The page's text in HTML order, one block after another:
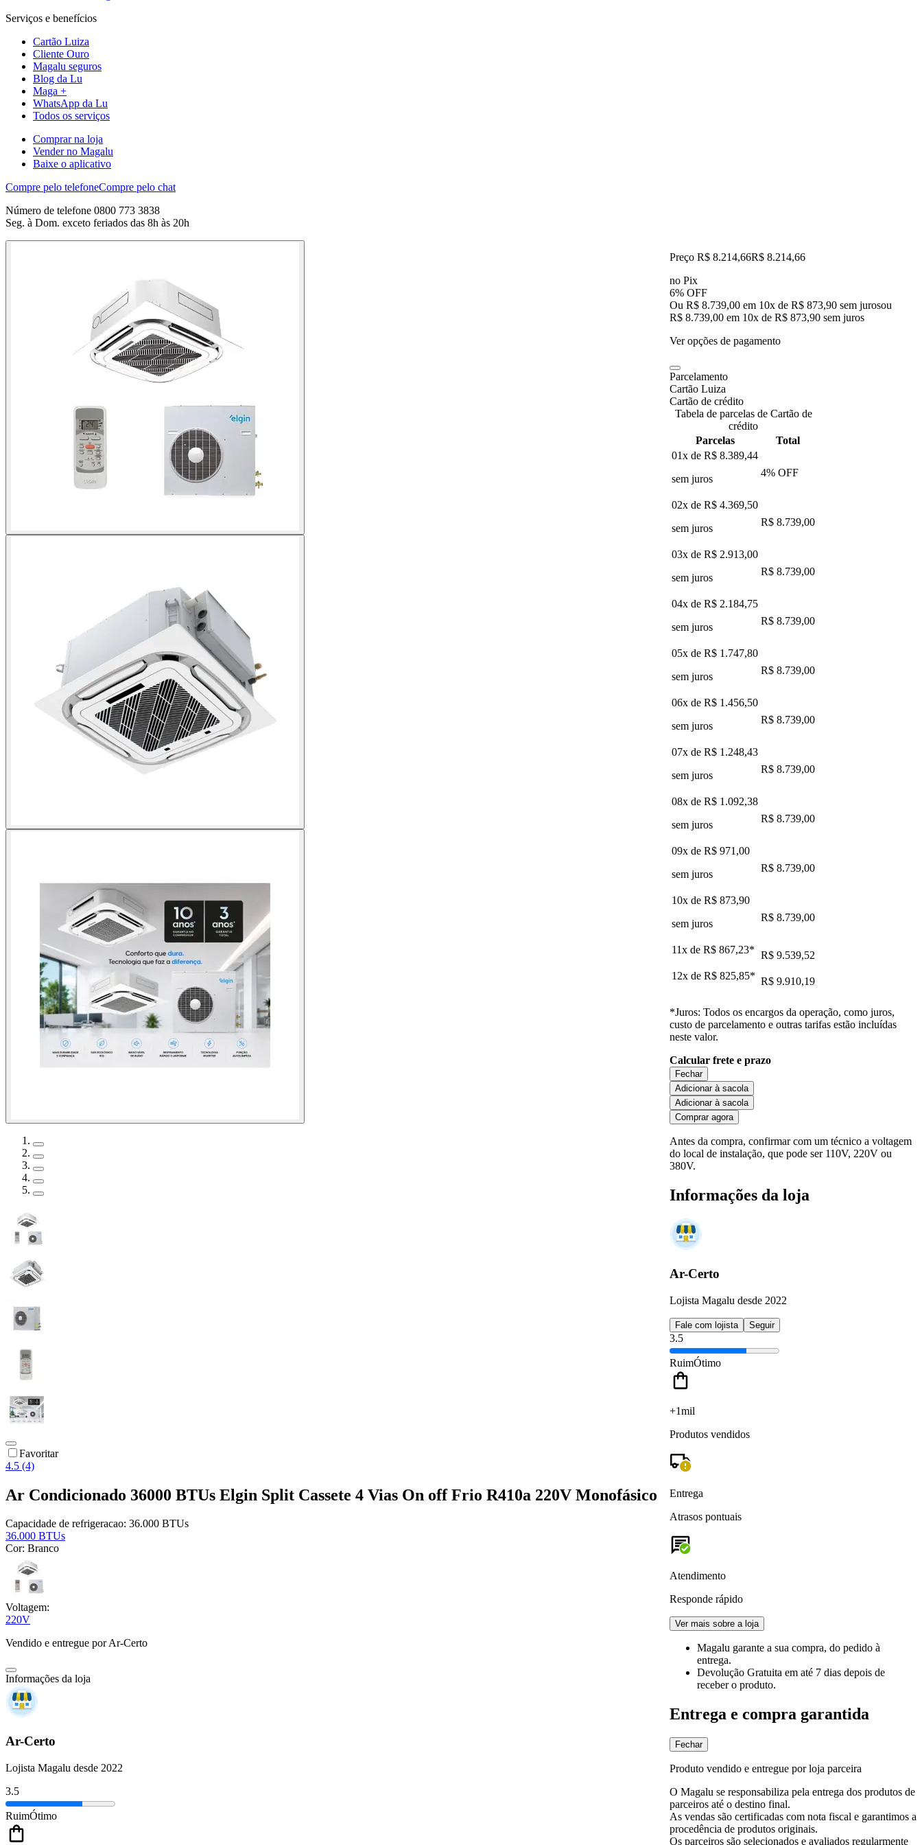
Serviços e benefícios
Cartão Luiza
Cliente Ouro
Magalu seguros
Blog da Lu
Maga +
WhatsApp da Lu
Todos os serviços
Comprar na loja
Vender no Magalu
Baixe o aplicativo
Compre pelo telefoneCompre pelo chat
Número de telefone 0800 773 3838
Seg. à Dom. exceto feriados das 8h às 20h
Favoritar
4.5 (4)
Ar Condicionado 36000 BTUs Elgin Split Cassete 4 Vias On off Frio R410a 220V Monofásico
Capacidade de refrigeracao: 36.000 BTUs
36.000 BTUs
Cor: Branco
Voltagem:
220V
Vendido e entregue porAr-Certo
Informações da loja
Ar-Certo
Lojista Magalu desde 2022
3.5
RuimÓtimo
Preço R$ 8.214,66R$ 8.214,66
no Pix
6% OFF
Ou R$ 8.739,00 em 10x de R$ 873,90 sem jurosou
R$ 8.739,00 em 10x de R$ 873,90 sem juros
Ver opções de pagamento
Parcelamento
Cartão Luiza
Cartão de crédito
Tabela de parcelas de Cartão de
crédito
Parcelas
Total
01x de R$ 8.389,44
sem juros
4% OFF
02x de R$ 4.369,50
sem juros
R$ 8.739,00
03x de R$ 2.913,00
sem juros
R$ 8.739,00
04x de R$ 2.184,75
sem juros
R$ 8.739,00
05x de R$ 1.747,80
sem juros
R$ 8.739,00
06x de R$ 1.456,50
sem juros
R$ 8.739,00
07x de R$ 1.248,43
sem juros
R$ 8.739,00
08x de R$ 1.092,38
sem juros
R$ 8.739,00
09x de R$ 971,00
sem juros
R$ 8.739,00
10x de R$ 873,90
sem juros
R$ 8.739,00
11x de R$ 867,23* R$ 9.539,52
12x de R$ 825,85* R$ 9.910,19
*Juros: Todos os encargos da operação, como juros,
custo de parcelamento e outras tarifas estão incluídas
neste valor.
Calcular frete e prazo
Fechar
Adicionar à sacola
Adicionar à sacola
Comprar agora
Antes da compra, confirmar com um técnico a voltagem
do local de instalação, que pode ser 110V, 220V ou
380V.
Informações da loja
Ar-Certo
Lojista Magalu desde 2022
Fale com lojista Seguir
3.5
RuimÓtimo
+1mil
Produtos vendidos
Entrega
Atrasos pontuais
Atendimento
Responde rápido
Ver mais sobre a loja
Magalu garante a sua compra, do pedido à
entrega.
Devolução Gratuita em até 7 dias depois de
receber o produto.
Entrega e compra garantida
Fechar
Produto vendido e entregue por loja parceira
O Magalu se responsabiliza pela entrega dos produtos de
parceiros até o destino final.
As vendas são certificadas com nota fiscal e garantimos a
procedência de produtos originais.
Os parceiros são selecionados e avaliados regularmente